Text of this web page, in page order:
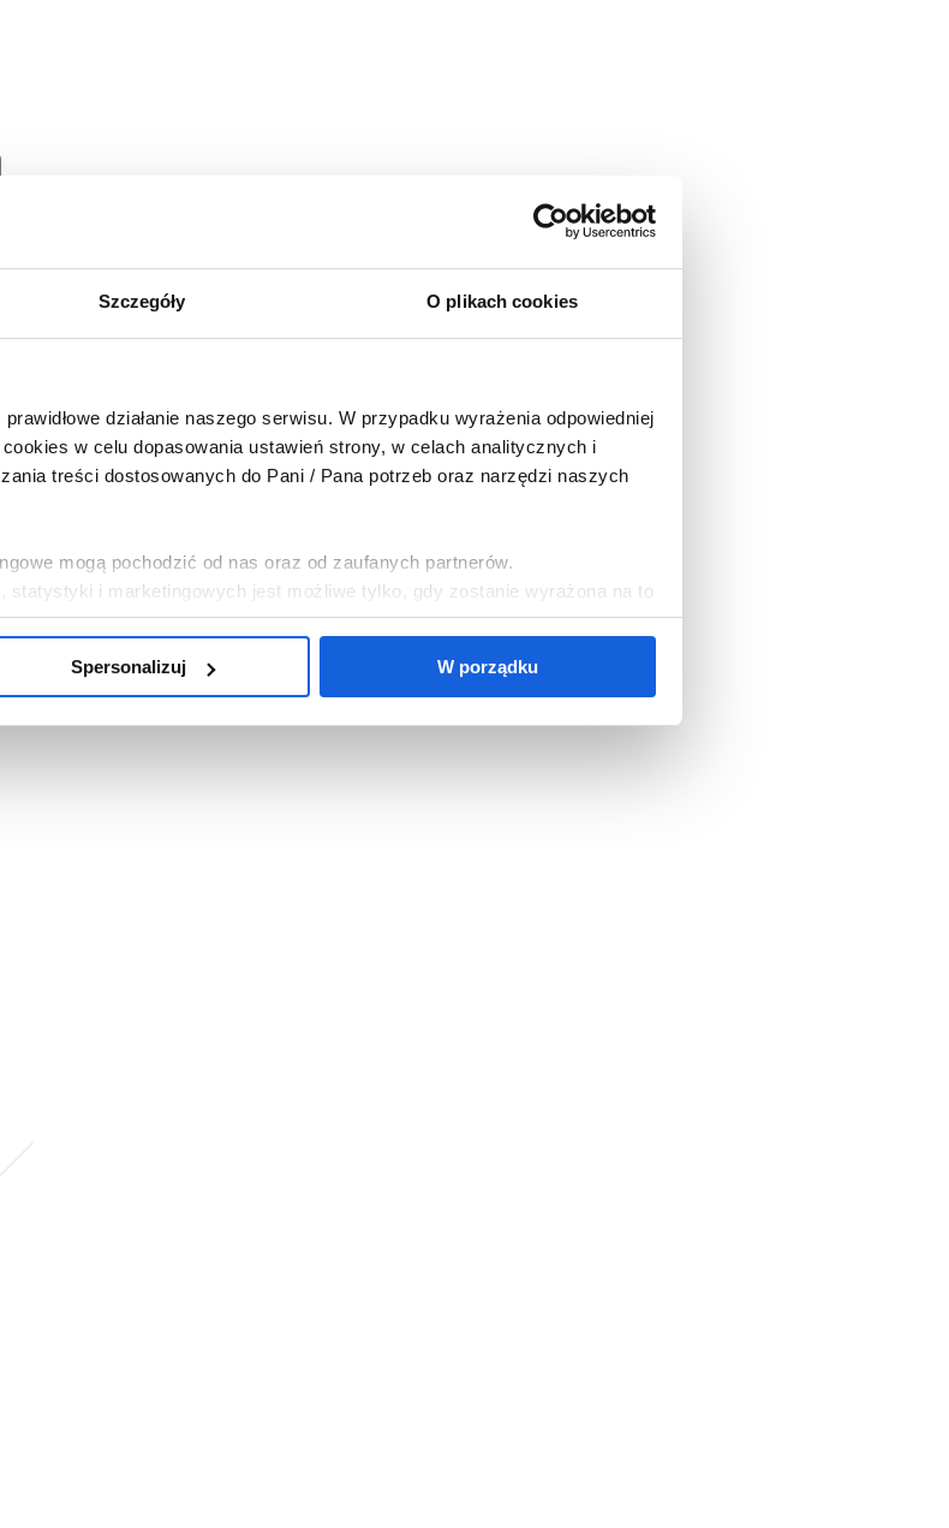
Szczegóły O plikach cookies
działanie naszego serwisu. W przypadku wyrażenia odpowiedniej
w celu dopasowania ustawień strony, w celach analitycznych i
treści dostosowanych do Pani / Pana potrzeb oraz narzędzi naszych
mogą pochodzić od nas oraz od zaufanych partnerów.
i marketingowych jest możliwe tylko, gdy zostanie wyrażona na to
na Pani / Pana urządzeniu wszystkie pliki cookies, należy wybrać
Spersonalizuj W porządku